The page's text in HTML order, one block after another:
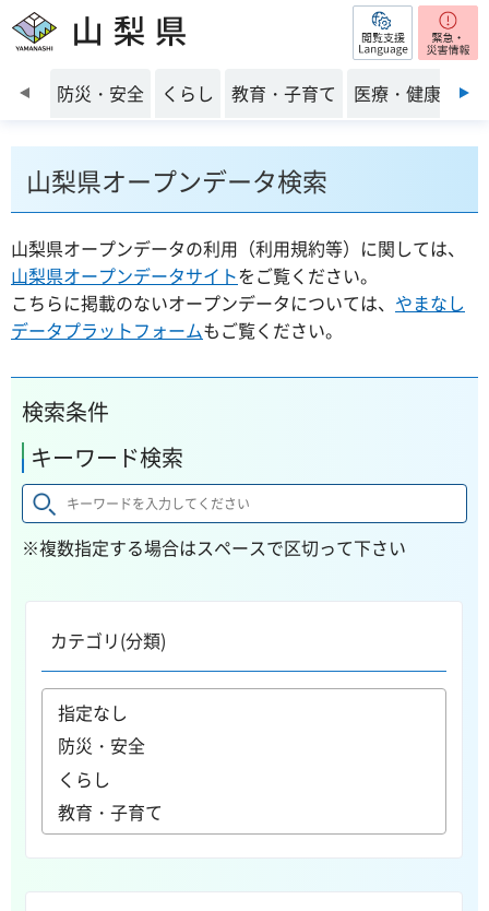
山梨県 閲覧支援
前のスライドを表示
防災・安全 くらし 教育・子育て 医療・健康・福
山梨県オープンデータ検索
山梨県オープンデータの利用（利用規約等）に関しては、
山梨県オープンデータサイトをご覧ください。
こちらに掲載のないオープンデータについては、 やまなし
データプラットフォームもご覧ください。
検索条件
キーワード検索
※複数指定する場合はスペースで区切って下さい
カテゴリ(分類)